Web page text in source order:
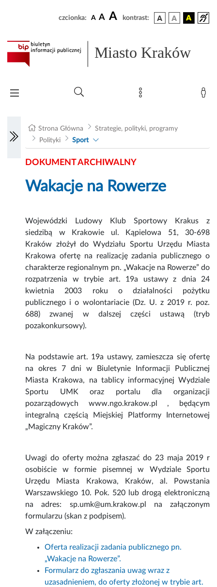
czcionka: A A A kontrast:
Miasto Kraków
Strona Główna
Strategie, polityki, programy
Polityki
Sport
DOKUMENT ARCHIWALNY
Wakacje na Rowerze
Wojewódzki Ludowy Klub Sportowy Krakus z
siedzibą w Krakowie ul. Kąpielowa 51, 30-698
Kraków złożył do Wydziału Sportu Urzędu Miasta
Krakowa ofertę na realizację zadania publicznego o
charakterze regionalnym pn. „Wakacje na Rowerze” do
rozpatrzenia w trybie art. 19a ustawy z dnia 24
kwietnia 2003 roku o działalności pożytku
publicznego i o wolontariacie (Dz. U. z 2019 r. poz.
688) zwanej w dalszej części ustawą (tryb
pozakonkursowy).
Na podstawie art. 19a ustawy, zamieszcza się ofertę
na okres 7 dni w Biuletynie Informacji Publicznej
Miasta Krakowa, na tablicy informacyjnej Wydziale
Sportu UMK oraz portalu dla organizacji
pozarządowych www.ngo.krakow.pl , będącym
integralną częścią Miejskiej Platformy Internetowej
„Magiczny Kraków”.
Uwagi do oferty można zgłaszać do 23 maja 2019 r
osobiście w formie pisemnej w Wydziale Sportu
Urzędu Miasta Krakowa, Kraków, al. Powstania
Warszawskiego 10. Pok. 520 lub drogą elektroniczną
na adres: sp.umk@um.krakow.pl na załączonym
formularzu (skan z podpisem).
W załączeniu:
Oferta realizacji zadania publicznego pn.
„Wakacje na Rowerze”.
Formularz do zgłaszania uwag wraz z
uzasadnieniem, do oferty złożonej w trybie art.